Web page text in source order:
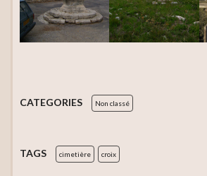
CATEGORIES Non classé
TAGS cimetière croix